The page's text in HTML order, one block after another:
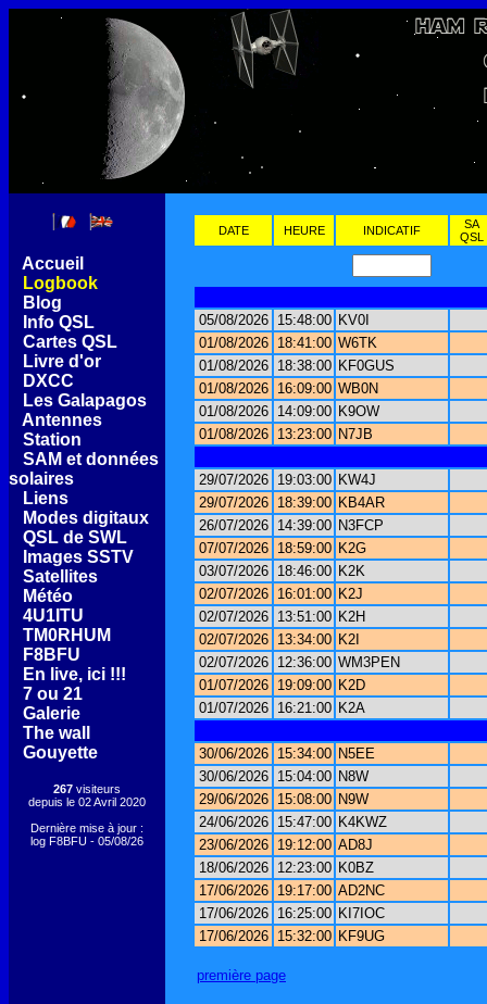
Accueil
Logbook
Blog
Info QSL
Cartes QSL
Livre d'or
DXCC
Les Galapagos
Antennes
Station
SAM et données
solaires
Liens
Modes digitaux
QSL de SWL
Images SSTV
Satellites
Météo
4U1ITU
TM0RHUM
F8BFU
En live, ici !!!
7 ou 21
Galerie
The wall
Gouyette
267 visiteurs
depuis le 02 Avril 2020
Dernière mise à jour :
log F8BFU - 05/08/26
DATE HEURE INDICATIF
SA
QSL
05/08/2026 15:48:00 KV0I
01/08/2026
18:41:00 W6TK
01/08/2026
18:38:00 KF0GUS
01/08/2026
16:09:00 WB0N
01/08/2026
14:09:00 K9OW
01/08/2026
13:23:00 N7JB
29/07/2026 19:03:00 KW4J
29/07/2026
18:39:00 KB4AR
26/07/2026
14:39:00 N3FCP
07/07/2026
18:59:00 K2G
03/07/2026
18:46:00 K2K
02/07/2026
16:01:00 K2J
02/07/2026
13:51:00 K2H
02/07/2026
13:34:00 K2I
02/07/2026
12:36:00 WM3PEN
01/07/2026
19:09:00 K2D
01/07/2026
16:21:00 K2A
30/06/2026 15:34:00 N5EE
30/06/2026
15:04:00 N8W
29/06/2026
15:08:00 N9W
24/06/2026
15:47:00 K4KWZ
23/06/2026
19:12:00 AD8J
18/06/2026
12:23:00 K0BZ
17/06/2026
19:17:00 AD2NC
17/06/2026
16:25:00 KI7IOC
17/06/2026
15:32:00 KF9UG
première page